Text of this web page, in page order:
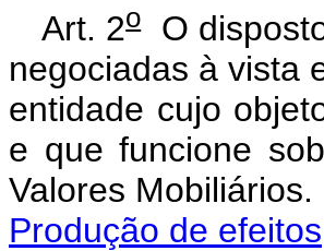
Art. 2oO
negociadas à vista
entidade cujo
e que funcione
Valores
Produção de efeitos